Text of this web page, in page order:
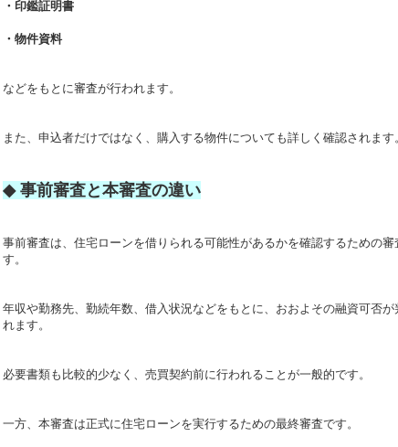
・印鑑証明書
・物件資料
などをもとに審査が行われます。
また、申込者だけではなく、購入する物件についても詳しく確認されます
◆ 事前審査と本審査の違い
事前審査は、住宅ローンを借りられる可能性があるかを確認するための審
す。
年収や勤務先、勤続年数、借入状況などをもとに、おおよその融資可否が
れます。
必要書類も比較的少なく、売買契約前に行われることが一般的です。
一方、本審査は正式に住宅ローンを実行するための最終審査です。